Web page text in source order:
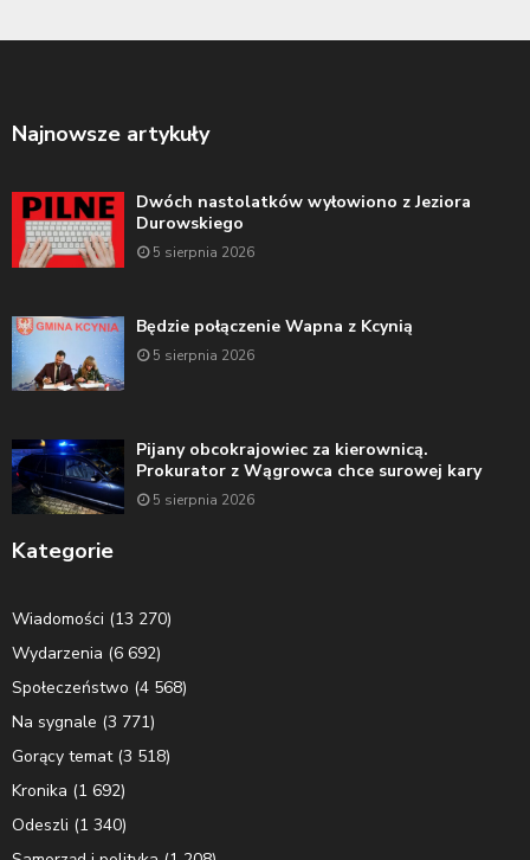
Najnowsze artykuły
Dwóch nastolatków wyłowiono z Jeziora
Durowskiego
5 sierpnia 2026
Będzie połączenie Wapna z Kcynią
5 sierpnia 2026
Pijany obcokrajowiec za kierownicą.
Prokurator z Wągrowca chce surowej kary
5 sierpnia 2026
Kategorie
Wiadomości (13 270)
Wydarzenia (6 692)
Społeczeństwo (4 568)
Na sygnale (3 771)
Gorący temat(3 518)
Kronika (1 692)
Odeszli (1 340)